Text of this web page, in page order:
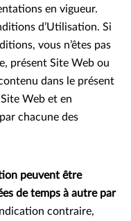
en vigueur.
d’Utilisation. Si
vous n’êtes pas
présent Site Web ou
dans le présent
Web et en
chacune des
peuvent être
de temps à autre par
contraire,